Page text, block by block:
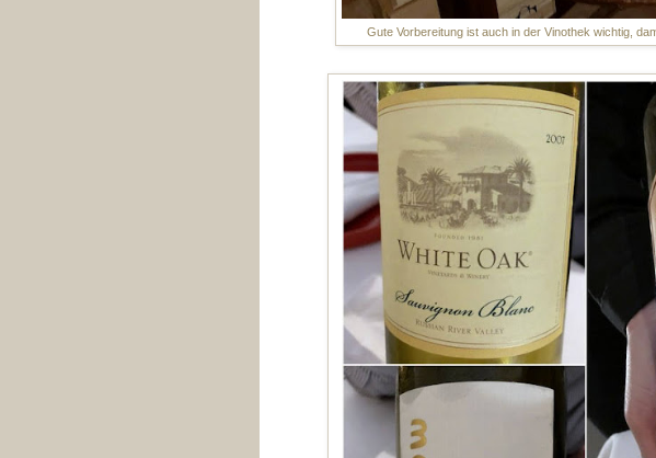
Gute Vorbereitung ist auch in der Vinothek wichtig,